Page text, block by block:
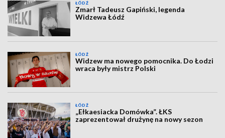
ŁÓDŹ
Zmarł Tadeusz Gapiński, legenda
Widzewa Łódź
ŁÓDŹ
Widzew ma nowego pomocnika. Do Łodzi
wraca były mistrz Polski
ŁÓDŹ
„Ełkaesiacka Domówka”. ŁKS
zaprezentował drużynę na nowy sezon